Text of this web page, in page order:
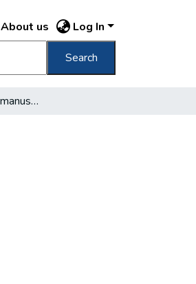
About us Log In
Search
Hajnóczy Rózsa, Germanus Tiborné